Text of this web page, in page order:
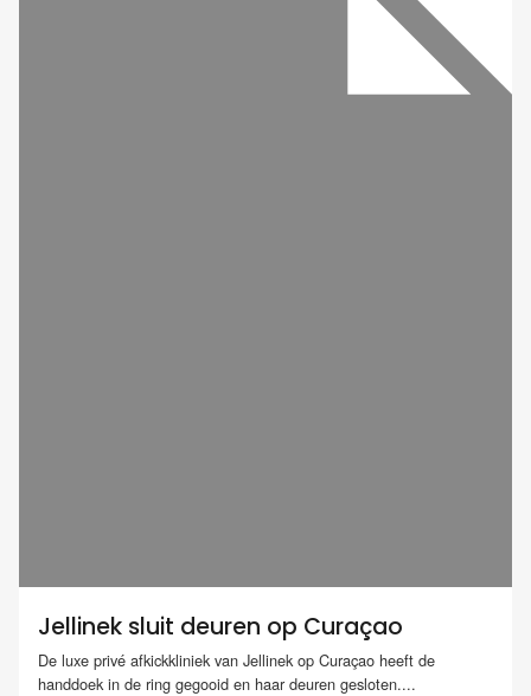
Jellinek sluit deuren op Curaçao
De luxe privé afkickkliniek van Jellinek op Curaçao heeft de
handdoek in de ring gegooid en haar deuren gesloten....